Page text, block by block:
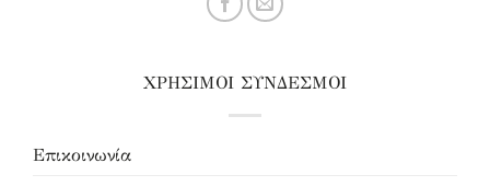
ΧΡΗΣΙΜΟΙ ΣΥΝΔΕΣΜΟΙ
Επικοινωνία